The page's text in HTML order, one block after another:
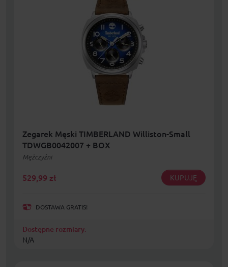
Zegarek Męski TIMBERLAND Williston-Small
TDWGB0042007 + BOX
Mężczyźni
529,99 zł KUPUJĘ
DOSTAWA GRATIS!
Dostępne rozmiary:
N/A